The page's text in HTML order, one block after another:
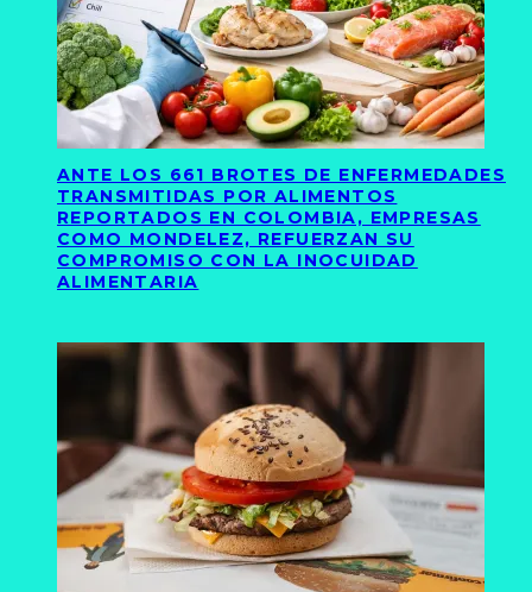
ANTE LOS 661 BROTES DE ENFERMEDADES
TRANSMITIDAS POR ALIMENTOS
REPORTADOS EN COLOMBIA, EMPRESAS
COMO MONDELEZ, REFUERZAN SU
COMPROMISO CON LA INOCUIDAD
ALIMENTARIA